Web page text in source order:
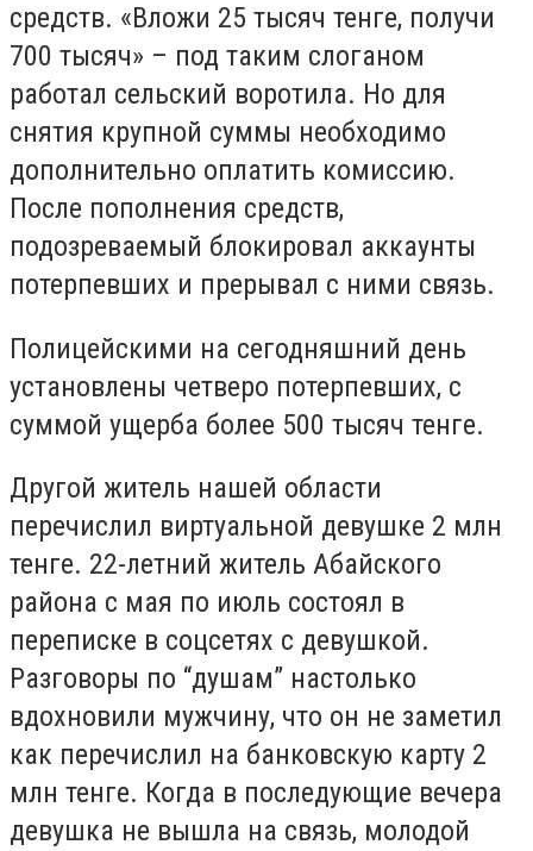
средств. «Вложи 25 тысяч тенге, получи
700 тысяч» – под таким слоганом
работал сельский воротила. Но для
снятия крупной суммы необходимо
дополнительно оплатить комиссию.
После пополнения средств,
подозреваемый блокировал аккаунты
потерпевших и прерывал с ними связь.
Полицейскими на сегодняшний день
установлены четверо потерпевших, с
суммой ущерба более 500 тысяч тенге.
Другой житель нашей области
перечислил виртуальной девушке 2 млн
тенге. 22-летний житель Абайского
района с мая по июль состоял в
переписке в соцсетях с девушкой.
Разговоры по “душам” настолько
вдохновили мужчину, что он не заметил
как перечислил на банковскую карту 2
млн тенге. Когда в последующие вечера
девушка не вышла на связь, молодой